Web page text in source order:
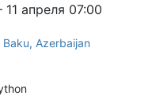
апреля 07:00
Azerbaijan